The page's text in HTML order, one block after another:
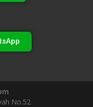
No.52